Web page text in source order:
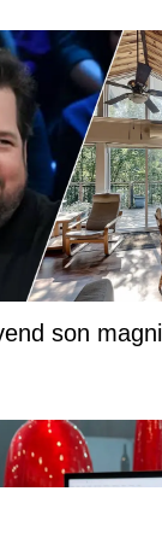
son